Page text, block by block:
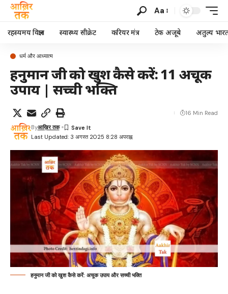
Aa
रहस्यमय विज्ञान स्वास्थ्य सीक्रेट करियर मंत्र टेक अजूबे अतुल्य
धर्म और आध्यात्म
हनुमान जी को खुश कैसे करें: 11 अचूक
उपाय | सच्ची भक्ति
Last Updated: 3 अगस्त 2025 8:28 अपराह्न
Byआख़िर तक
16 Min Read
हनुमान जी को खुश कैसे करें: अचूक उपाय और सच्ची भक्ति